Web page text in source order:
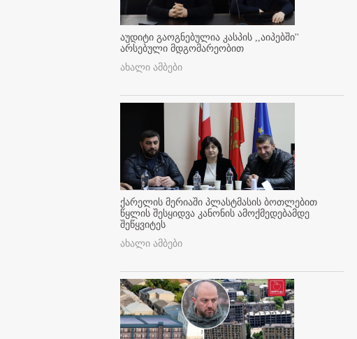
აუდიტი გაოგნებულია კასპის ,,აიპებში''
არსებული მდგომარეობით
ახალი ამბები
ქარელის მერიაში პლასტმასის ბოთლებით
წყლის შესყიდვა კანონის ამოქმედებამდე
შეწყვიტეს
ახალი ამბები